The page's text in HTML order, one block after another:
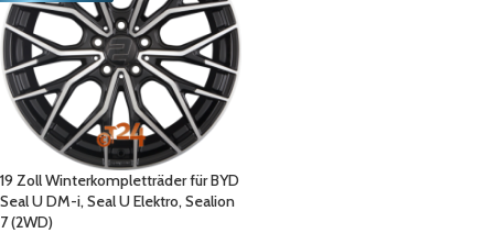
19 Zoll Winterkompletträder für BYD
Seal U DM-i, Seal U Elektro, Sealion
7 (2WD)